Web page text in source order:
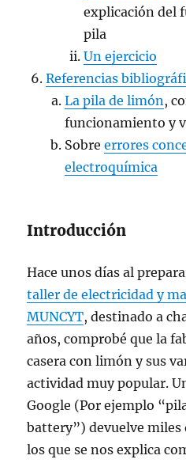
explicación del
pila
Un ejercicio
Referencias
La pila de limón,
funcionamiento y
Sobreerrores
electroquímica
Introducción
Hace unos días al
taller de electricidad y
MUNCYT, destinado a
años, comprobé que la
casera con limón y sus
actividad muy popular.
Google (Por ejemplo
battery”) devuelve miles
los que se nos explica